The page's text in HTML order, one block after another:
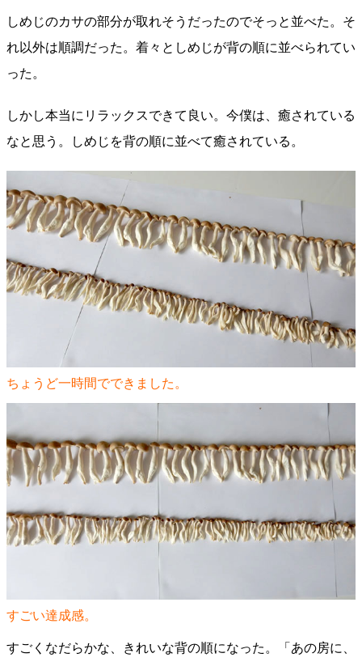
しめじのカサの部分が取れそうだったのでそっと並べた。そ
れ以外は順調だった。着々としめじが背の順に並べられてい
った。
しかし本当にリラックスできて良い。今僕は、癒されている
なと思う。しめじを背の順に並べて癒されている。
ちょうど一時間でできました。
すごい達成感。
すごくなだらかな、きれいな背の順になった。「あの房に、